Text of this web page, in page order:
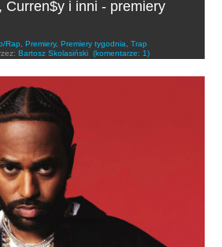
Curren$y i inni - premiery
Rap Premiery, Premiery tygodnia
Trap
Bartosz Skolasiński (komentarze: 1)